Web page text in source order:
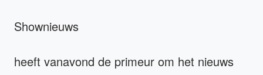
Shownieuws
heeft vanavond de primeur om het nieuws